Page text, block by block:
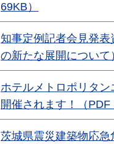
69KB）
知事定例記者会見発
の新たな展開について
ホテルメトロポリタ
開催されます！（PDF
茨城県震災建築物応急